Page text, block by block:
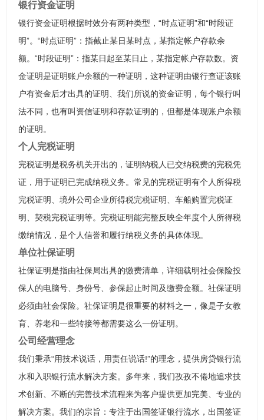
银行资金证明
银行资金证明根据时效分有两种类型，“时点证明”和“时段证
明”。“时点证明”：指截止某日某时点，某指定帐户存款余
额。“时段证明”：指某日起至某日止，某指定帐户存款数。资
金证明是证明账户余额的一种证明，这种证明由银行查证该账
户有资金后才出具的证明、我们所说的资金证明，每个银行叫
法不同，也有叫资信证明和存款证明的，但都是体现账户余额
的证明。
个人完税证明
完税证明是税务机关开出的，证明纳税人已交纳税费的完税凭
证，用于证明已完成纳税义务。常见的完税证明有个人所得税
完税证明、境外公司企业所得税完税证明、车船购置完税证
明、契税完税证明等。完税证明能完整反映全年度个人所得税
缴纳情况，是个人信誉和履行纳税义务的具体体现。
单位社保证明
社保证明是指由社保局出具的缴费清单，详细载明社会保险投
保人的电脑号、身份号、参保起止时间及缴费金额。社保证明
必须由社会保险。社保证明是很重要的材料之一，像是子女教
育、养老和一些转接等都需要这么一份证明。
公司经营理念
我们秉承“用技术说话，用责任说话!”的理念，提供房贷银行流
水和入职银行流水解决方案。多年来，我们孜孜不倦地追求技
术创新、不断的完善技术流程来为客户提供更加完美、专业的
解决方案。我们的宗旨：专注于出国签证银行流水，出国签证